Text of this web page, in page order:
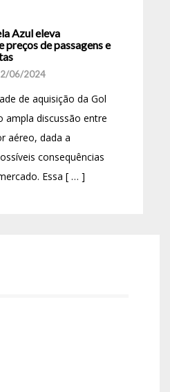
Azul eleva
de passagens e
06/2024
de aquisição da Gol
ampla discussão entre
aéreo, dada a
consequências
Essa [ … ]